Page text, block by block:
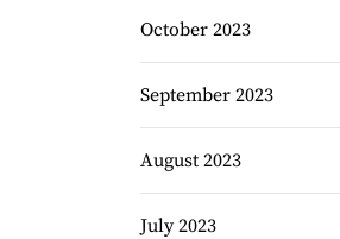
October 2023
September 2023
August 2023
July 2023